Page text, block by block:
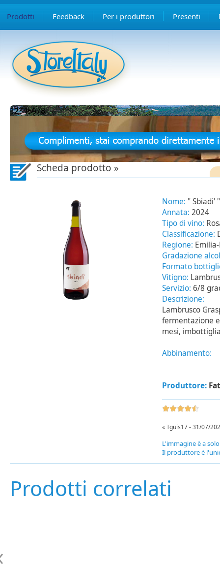
Prodotti Feedback Per i produttori Presenti
12345678
Scheda prodotto »
Nome: " Sbiadi'
Annata: 2024
Tipo di vino:
Classificazione:
Regione:
Gradazione
Formato
Vitigno:
Servizio: 6/8
Descrizione:
Lambrusco
fermentazione
mesi,
Abbinamento:
Produttore:
« Tguis17 - 31/07/
L'immagine è a
Il produttore è
Prodotti correlati